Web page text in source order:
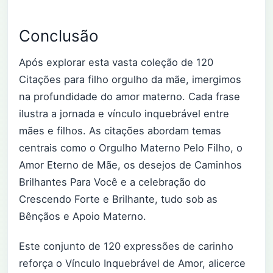
Conclusão
Após explorar esta vasta coleção de 120
Citações para filho orgulho da mãe, imergimos
na profundidade do amor materno. Cada frase
ilustra a jornada e vínculo inquebrável entre
mães e filhos. As citações abordam temas
centrais como o Orgulho Materno Pelo Filho, o
Amor Eterno de Mãe, os desejos de Caminhos
Brilhantes Para Você e a celebração do
Crescendo Forte e Brilhante, tudo sob as
Bênçãos e Apoio Materno.
Este conjunto de 120 expressões de carinho
reforça o Vínculo Inquebrável de Amor, alicerce